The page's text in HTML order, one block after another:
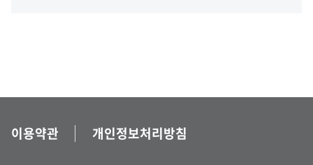
이용약관 개인정보처리방침